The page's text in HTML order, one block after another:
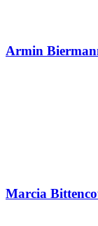
Armin
Marcia